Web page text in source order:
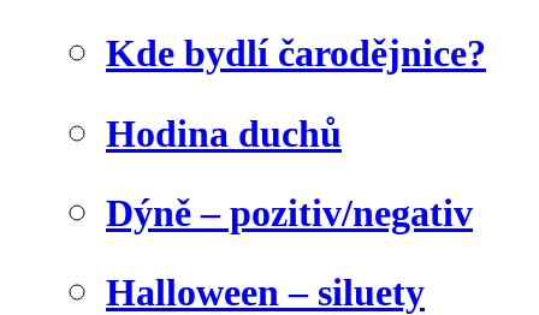
Kde bydlí čarodějnice?
Hodina duchů
Dýně – pozitiv/negativ
Halloween – siluety